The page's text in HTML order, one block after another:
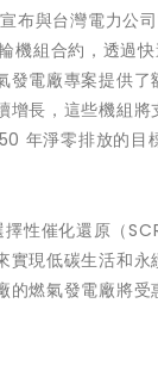
布與台灣電力公
機組合約，透過
電廠專案提供了
增長，這些機組
年淨零排放的目
性催化還原（
實現低碳生活和
的燃氣發電廠將受